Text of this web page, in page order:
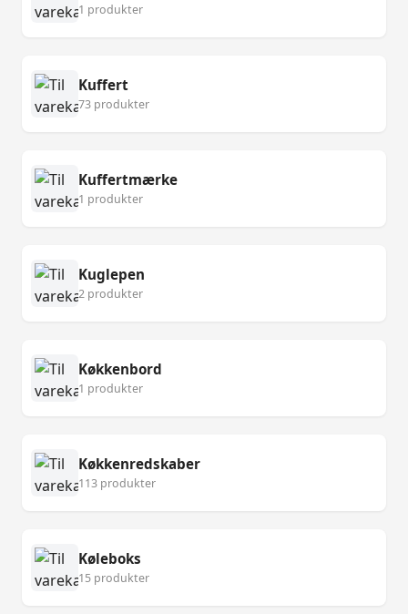
1 produkter
Kuffert
73 produkter
Kuffertmærke
1 produkter
Kuglepen
2 produkter
Køkkenbord
1 produkter
Køkkenredskaber
113 produkter
Køleboks
15 produkter